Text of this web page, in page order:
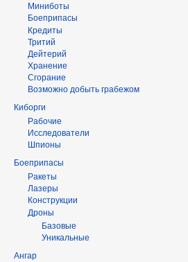
Миниботы
Боеприпасы
Кредиты
Тритий
Дейтерий
Хранение
Сгорание
Возможно добыть грабежом
Киборги
Рабочие
Исследователи
Шпионы
Боеприпасы
Ракеты
Лазеры
Конструкции
Дроны
Базовые
Уникальные
Ангар